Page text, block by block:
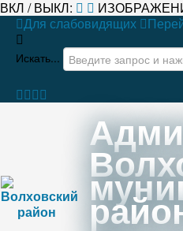
ВКЛ / ВЫКЛ:
Для слабовидящих
Искать...